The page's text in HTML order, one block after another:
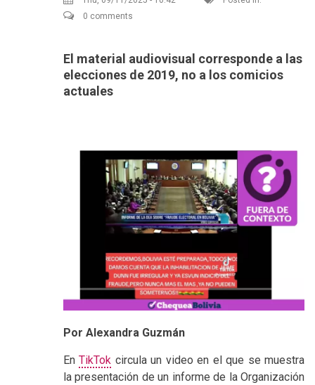
0 comments
El material audiovisual corresponde a las
elecciones de 2019, no a los comicios
actuales
Por Alexandra Guzmán
EnTikTok circula un video en el que se muestra
la presentación de un informe de la Organización